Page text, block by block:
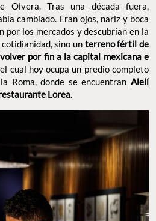
Olvera. Tras una década fuera,
cambiado. Eran ojos, nariz y boca
por los mercados y descubrían en la
sino un terreno fértil de
por fin a la capital mexicana e
cual hoy ocupa un predio completo
Roma, donde se encuentran Alelí
Lorea.